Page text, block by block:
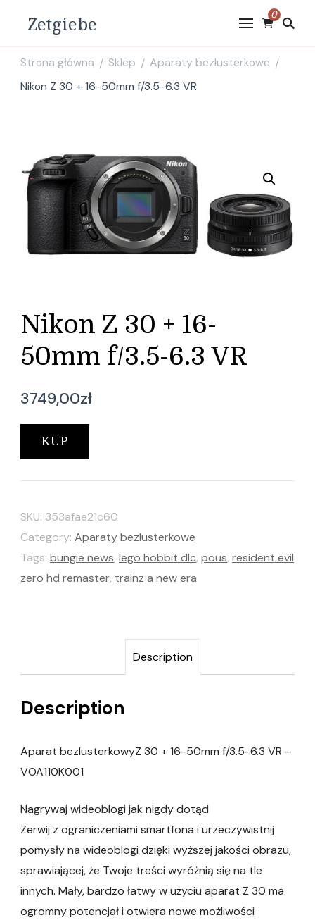
Zetgiebe 0
Strona główna / Sklep / Aparaty bezlusterkowe /
Nikon Z 30 + 16-50mm f/3.5-6.3 VR
Nikon Z 30 + 16-
50mm f/3.5-6.3 VR
3749,00zł
KUP
SKU: 353afae21c60
Category: Aparaty bezlusterkowe
Tags: bungie news, lego hobbit dlc, pous, resident evil
zero hd remaster, trainz a new era
Description
Description
Aparat bezlusterkowyZ 30 + 16-50mm f/3.5-6.3 VR –
VOA110K001
Nagrywaj wideoblogi jak nigdy dotąd
Zerwij z ograniczeniami smartfona i urzeczywistnij
pomysły na wideoblogi dzięki wyższej jakości obrazu,
sprawiającej, że Twoje treści wyróżnią się na tle
innych. Mały, bardzo łatwy w użyciu aparat Z 30 ma
ogromny potencjał i otwiera nowe możliwości